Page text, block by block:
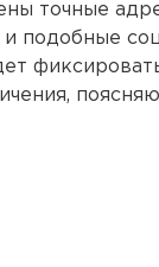
точные
подобные